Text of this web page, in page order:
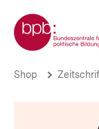
zum
Seiteninhalt
springen
Zur Startseite der bpb
Brasilien
Argentinien
Shop